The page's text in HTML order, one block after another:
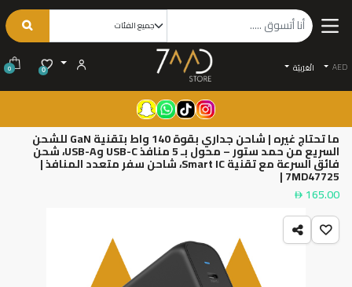
AED الْعَرَبيّة 0
0
ما تحتاج غيره | شاحن جداري بقوة 140 واط بتقنية GaN للشحن
السريع من حمد ستور – محول بـ 5 منافذ USB-C وUSB-A، شحن
فائق السرعة مع تقنية Smart IC، شاحن سفر متعدد المنافذ |
7MD47725 |
165.00